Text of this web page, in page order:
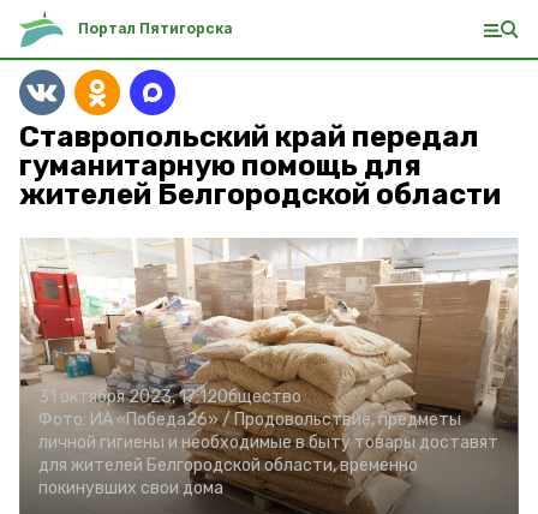
Портал Пятигорска
Ставропольский край передал
гуманитарную помощь для
жителей Белгородской области
31 октября 2023, 17:12Общество
Фото: ИА «Победа26» / Продовольствие, предметы
личной гигиены и необходимые в быту товары доставят
для жителей Белгородской области, временно
покинувших свои дома